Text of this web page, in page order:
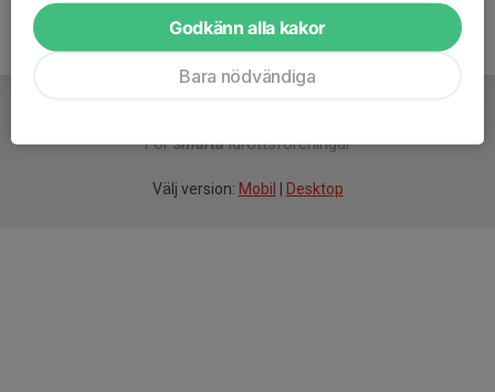
Försmartaidrottsföreningar
Välj version: Mobil Desktop
Godkänn alla kakor
Bara nödvändiga